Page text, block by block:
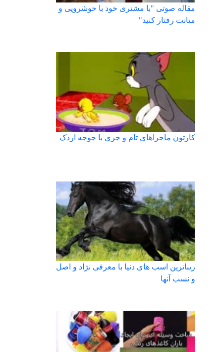
مقاله صوتی "با مشتری خود با خوشرویی و
متانت رفتار کنید"
کارتون ماجراهای تام و جری با جوجه اردک
زیباترین اسب های دنیا با معرفی نژاد و اصل
و نسب آنها